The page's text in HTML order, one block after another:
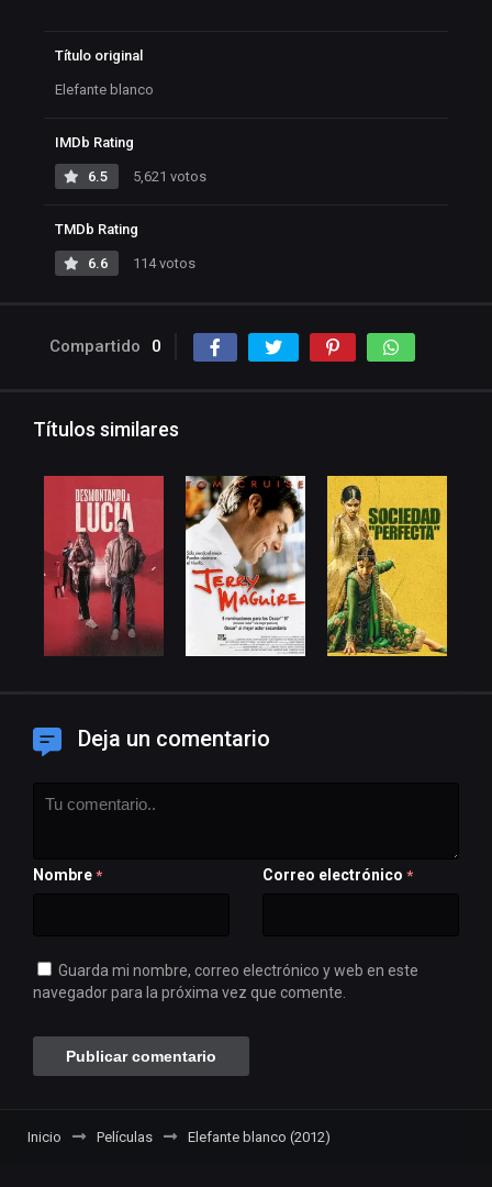
Título original
Elefante blanco
IMDb Rating
6.5 5,621 votos
TMDb Rating
6.6 114 votos
Compartido 0
Títulos similares
Deja un comentario
Nombre * Correo electrónico *
Guarda mi nombre, correo electrónico y web en este
navegador para la próxima vez que comente.
Inicio Películas Elefante blanco (2012)